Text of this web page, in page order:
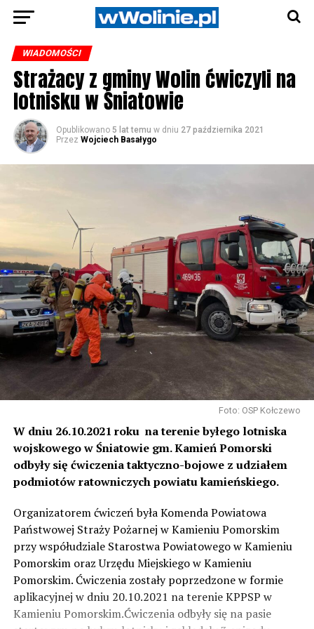
WIADOMOŚCI
Strażacy z gminy Wolin ćwiczyli na
lotnisku w Śniatowie
Opublikowano 5 lat temu w dniu 27 października 2021
Przez Wojciech Basałygo
Foto: OSP Kołczewo
W dniu 26.10.2021 roku na terenie byłego lotniska
wojskowego w Śniatowie gm. Kamień Pomorski
odbyły się ćwiczenia taktyczno-bojowe z udziałem
podmiotów ratowniczych powiatu kamieńskiego.
Organizatorem ćwiczeń była Komenda Powiatowa
Państwowej Straży Pożarnej w Kamieniu Pomorskim
przy współudziale Starostwa Powiatowego w Kamieniu
Pomorskim oraz Urzędu Miejskiego w Kamieniu
Pomorskim. Ćwiczenia zostały poprzedzone w formie
aplikacyjnej w dniu 20.10.2021 na terenie KPPSP w
Kamieniu Pomorskim.Ćwiczenia odbyły się na pasie